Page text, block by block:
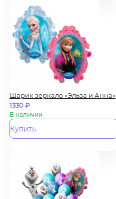
Шарик зеркало «Эльза и Анна»
1330₽
В наличии
Купить